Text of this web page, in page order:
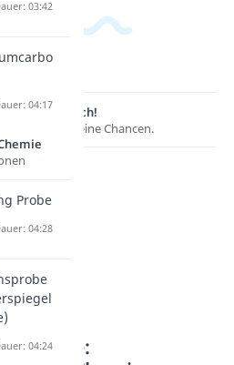
lohnt sich!
Entdecke hier deine Chancen.
Inhalte:
03:42
04:17
Probe
04:28
04:24